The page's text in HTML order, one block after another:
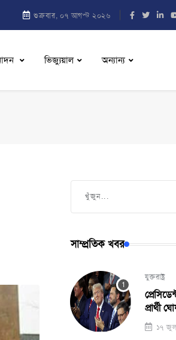
শুক্রবার, ০৭ আগস্ট ২০২৬
ভিজ্যুয়াল অন্যান্য
সাম্প্রতিক খবর
যুক্তরাষ্ট্র
প্রার্থী
১৭